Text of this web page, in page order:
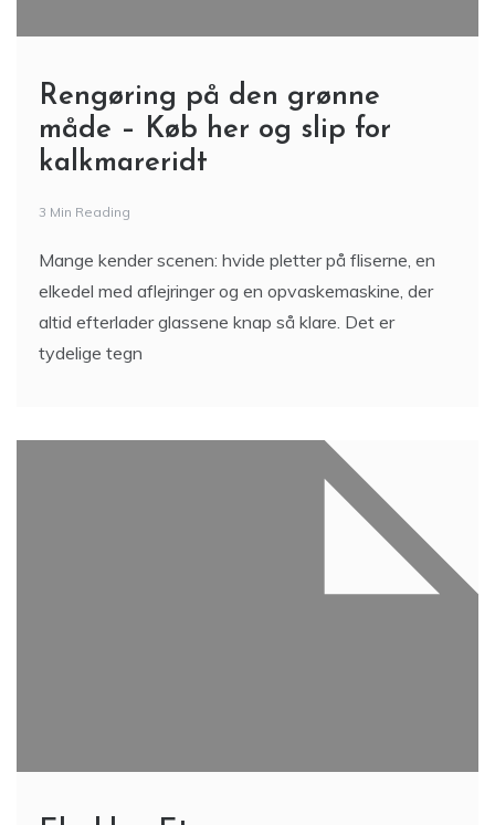
Rengøring på den grønne
måde – Køb her og slip for
kalkmareridt
3 Min Reading
Mange kender scenen: hvide pletter på fliserne, en
elkedel med aflejringer og en opvaskemaskine, der
altid efterlader glassene knap så klare. Det er
tydelige tegn